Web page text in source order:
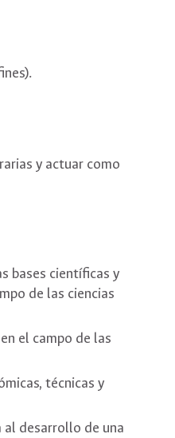
y actuar como
bases científicas y
de las ciencias
el campo de las
técnicas y
al desarrollo de una